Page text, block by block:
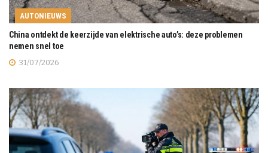
AUTONIEUWS
China ontdekt de keerzijde van elektrische auto’s: deze problemen
nemen snel toe
31/07/2026